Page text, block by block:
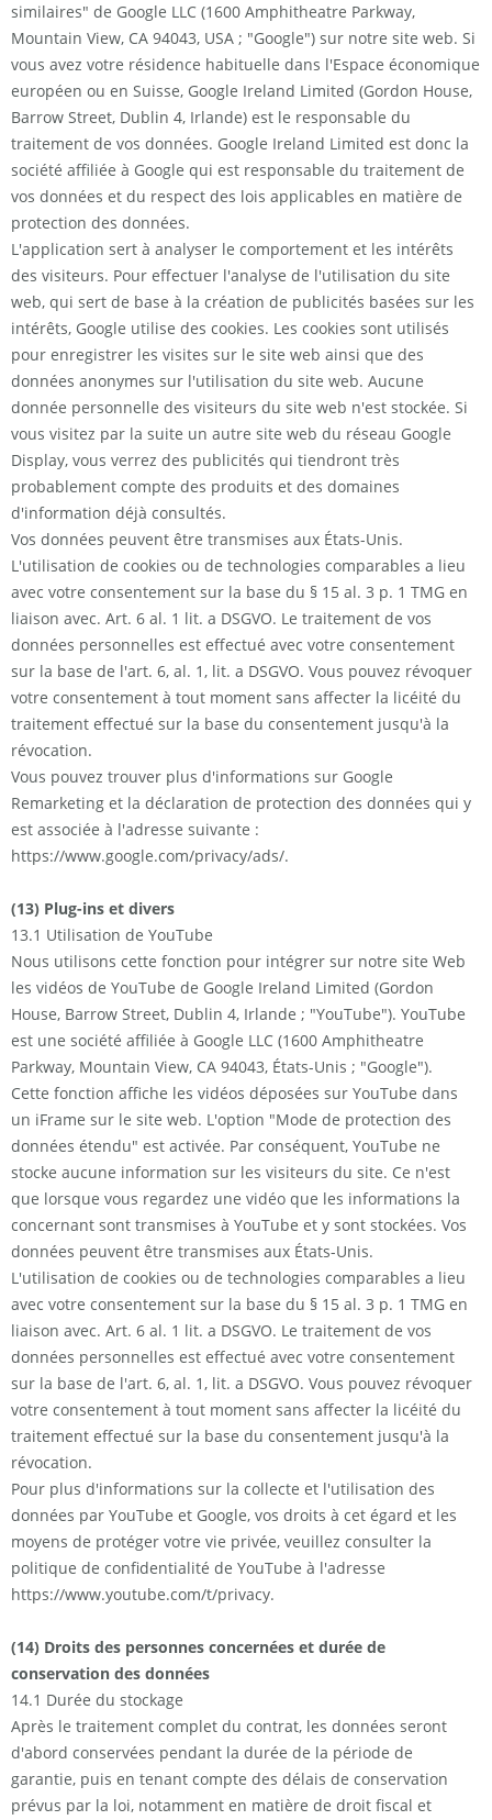
similaires" de Google LLC (1600 Amphitheatre Parkway,
Mountain View, CA 94043, USA ; "Google") sur notre site web. Si
vous avez votre résidence habituelle dans l'Espace économique
européen ou en Suisse, Google Ireland Limited (Gordon House,
Barrow Street, Dublin 4, Irlande) est le responsable du
traitement de vos données. Google Ireland Limited est donc la
société affiliée à Google qui est responsable du traitement de
vos données et du respect des lois applicables en matière de
protection des données.
L'application sert à analyser le comportement et les intérêts
des visiteurs. Pour effectuer l'analyse de l'utilisation du site
web, qui sert de base à la création de publicités basées sur les
intérêts, Google utilise des cookies. Les cookies sont utilisés
pour enregistrer les visites sur le site web ainsi que des
données anonymes sur l'utilisation du site web. Aucune
donnée personnelle des visiteurs du site web n'est stockée. Si
vous visitez par la suite un autre site web du réseau Google
Display, vous verrez des publicités qui tiendront très
probablement compte des produits et des domaines
d'information déjà consultés.
Vos données peuvent être transmises aux États-Unis.
L'utilisation de cookies ou de technologies comparables a lieu
avec votre consentement sur la base du § 15 al. 3 p. 1 TMG en
liaison avec. Art. 6 al. 1 lit. a DSGVO. Le traitement de vos
données personnelles est effectué avec votre consentement
sur la base de l'art. 6, al. 1, lit. a DSGVO. Vous pouvez révoquer
votre consentement à tout moment sans affecter la licéité du
traitement effectué sur la base du consentement jusqu'à la
révocation.
Vous pouvez trouver plus d'informations sur Google
Remarketing et la déclaration de protection des données qui y
est associée à l'adresse suivante :
https://www.google.com/privacy/ads/.
(13) Plug-ins et divers
13.1 Utilisation de YouTube
Nous utilisons cette fonction pour intégrer sur notre site Web
les vidéos de YouTube de Google Ireland Limited (Gordon
House, Barrow Street, Dublin 4, Irlande ; "YouTube"). YouTube
est une société affiliée à Google LLC (1600 Amphitheatre
Parkway, Mountain View, CA 94043, États-Unis ; "Google").
Cette fonction affiche les vidéos déposées sur YouTube dans
un iFrame sur le site web. L'option "Mode de protection des
données étendu" est activée. Par conséquent, YouTube ne
stocke aucune information sur les visiteurs du site. Ce n'est
que lorsque vous regardez une vidéo que les informations la
concernant sont transmises à YouTube et y sont stockées. Vos
données peuvent être transmises aux États-Unis.
L'utilisation de cookies ou de technologies comparables a lieu
avec votre consentement sur la base du § 15 al. 3 p. 1 TMG en
liaison avec. Art. 6 al. 1 lit. a DSGVO. Le traitement de vos
données personnelles est effectué avec votre consentement
sur la base de l'art. 6, al. 1, lit. a DSGVO. Vous pouvez révoquer
votre consentement à tout moment sans affecter la licéité du
traitement effectué sur la base du consentement jusqu'à la
révocation.
Pour plus d'informations sur la collecte et l'utilisation des
données par YouTube et Google, vos droits à cet égard et les
moyens de protéger votre vie privée, veuillez consulter la
politique de confidentialité de YouTube à l'adresse
https://www.youtube.com/t/privacy.
(14) Droits des personnes concernées et durée de
conservation des données
14.1 Durée du stockage
Après le traitement complet du contrat, les données seront
d'abord conservées pendant la durée de la période de
garantie, puis en tenant compte des délais de conservation
prévus par la loi, notamment en matière de droit fiscal et